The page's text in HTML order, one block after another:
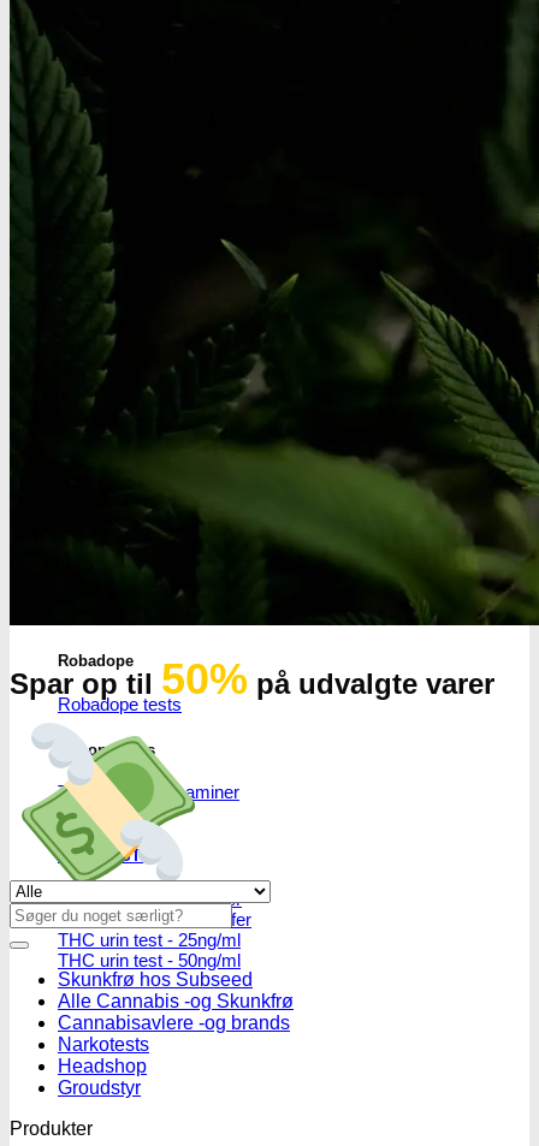
GHB/Hætter
GHB/Hætter renhedstest
Ketamin
Ketamin renhedstest
MCPP test
Opiater
THC/Cannabinoider
Cannabinoider test
Robadope
Robadope tests
Simons tests
Test af primære aminer
URIN TESTS
Multi urin test - 3 stoffer
Multi urin test - 10 stoffer
THC urin test - 25ng/ml
THC urin test - 50ng/ml
Spar op til 50% på udvalgte varer
Se alle tilbud her
Søg
efter:
Skunkfrø hos Subseed
Alle Cannabis -og Skunkfrø
Cannabisavlere -og brands
Narkotests
Headshop
Groudstyr
Produkter